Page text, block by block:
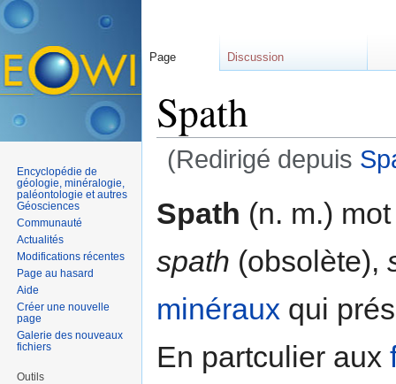
Spath
(Redirigé depuis
Spath (n. m.)
spath (obsolète),
minéraux qui
En partculier aux
Page Discussion
Encyclopédie de
géologie, minéralogie,
paléontologie et autres
Géosciences
Communauté
Actualités
Modifications récentes
Page au hasard
Aide
Créer une nouvelle
page
Galerie des nouveaux
fichiers
Outils